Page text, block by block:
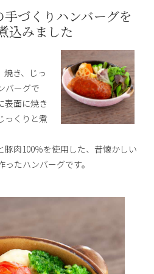
づくりハンバーグを
込みました
焼き、じっ
バーグで
表面に焼き
っくりと煮
肉100％を使用した、昔懐かしい
たハンバーグです。